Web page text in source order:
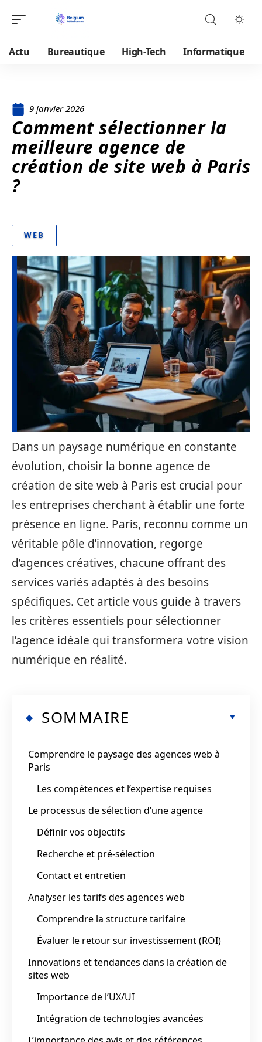
Actu Bureautique High-Tech Informatique
9 janvier 2026
Comment sélectionner la
meilleure agence de
création de site web à Paris
?
WEB
Dans un paysage numérique en constante
évolution, choisir la bonne agence de
création de site web à Paris est crucial pour
les entreprises cherchant à établir une forte
présence en ligne. Paris, reconnu comme un
véritable pôle d’innovation, regorge
d’agences créatives, chacune offrant des
services variés adaptés à des besoins
spécifiques. Cet article vous guide à travers
les critères essentiels pour sélectionner
l’agence idéale qui transformera votre vision
numérique en réalité.
SOMMAIRE
Comprendre le paysage des agences web à
Paris
Les compétences et l’expertise requises
Le processus de sélection d’une agence
Définir vos objectifs
Recherche et pré-sélection
Contact et entretien
Analyser les tarifs des agences web
Comprendre la structure tarifaire
Évaluer le retour sur investissement (ROI)
Innovations et tendances dans la création de
sites web
Importance de l’UX/UI
Intégration de technologies avancées